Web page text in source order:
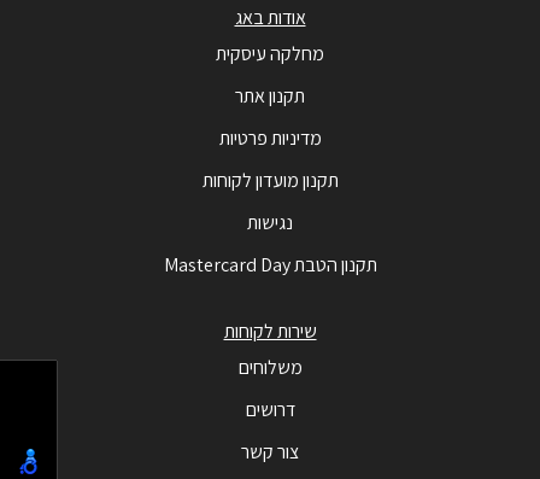
אודות באג
מחלקה עיסקית
תקנון אתר
מדיניות פרטיות
תקנון מועדון לקוחות
נגישות
תקנון הטבת Mastercard Day
שירות לקוחות
משלוחים
דרושים
צור קשר